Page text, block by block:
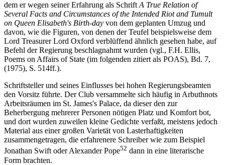
dem er wegen seiner Erfahrung als Schrift A True Relation of
Several Facts and Circumstances of the Intended Riot and Tumult
on Queen Elisabeth's Birth-day von dem geplanten Umzug und
davon, wie die Figuren, von denen der Teufel beispielsweise dem
Lord Treasurer Lord Oxford verblüffend ähnlich gesehen habe, auf
Befehl der Regierung beschlagnahmt wurden (vgl., F.H. Ellis,
Poems on Affairs of State (im folgenden zitiert als POAS), Bd. 7,
(1975), S. 514ff.).
Schriftsteller und seines Einflusses bei hohen Regierungsbeamten
den Vorsitz führte. Der Club versammelte sich häufig in Arbuthnots
Arbeitsräumen im St. James's Palace, da dieser den zur
Beherbergung mehrerer Personen nötigen Platz und Komfort bot,
und dort wurden zuweilen kleine Gedichte verfaßt, meistens jedoch
Material aus einer großen Varietät von Lasterhaftigkeiten
zusammengetragen, die erfahrenere Schreiber wie zum Beispiel
Jonathan Swift oder Alexander Pope52 dann in eine literarische
Form brachten.